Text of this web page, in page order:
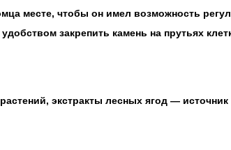
месте, чтобы он имел возможность
закрепить камень на прутьях
экстракты лесных ягод —